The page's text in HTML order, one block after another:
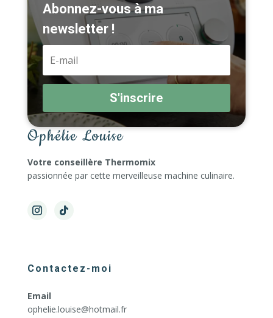
Abonnez-vous à ma
newsletter !
S'inscrire
Ophélie Louise
Votre conseillère Thermomix
passionnée par cette merveilleuse machine culinaire.
Contactez-moi
Email
ophelie.louise@hotmail.fr